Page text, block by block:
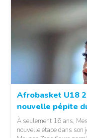
Afrobasket U18
nouvelle pépite
À seulement 16 ans,
nouvelle étape dans son